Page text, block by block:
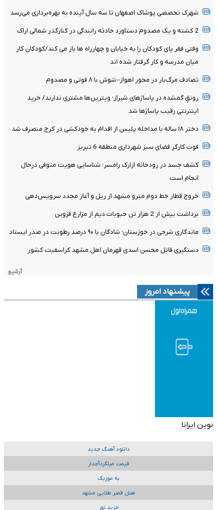
شهرک تخصصی پوشاک اصفهان تا سه سال آینده به بهره‌برداری می‌رسد
2 کشته و یک مصدوم دستاورد حادثه رانندگی در کنارگذر شمالی اراک
وقتی فقر پای کودکان را به خیابان و چهارراه ها باز می کند/کودکان کار
میان مدرسه و کار گرفتار شده اند
تصادف مرگ‌بار در محور اهواز–شوش با ۸ فوتی و مصدوم
رونقِ گمشده در پاساژهای شیراز؛ ویترین‌ها مشتری ندارند/ خرید
اینترنتی رقیب پاساژها شد
دختر ۱۸ ساله با مداخله پلیس از اقدام به خودکشی در کرج منصرف شد
فوت کارگر فضای سبز شهرداری منطقه 6 تبریز
کشف جسد در رودخانه ازارک رامسر؛ شناسایی هویت متوفی درحال
انجام است
خروج قطار خط دوم مترو مشهد از ریل و آغاز مجدد سرویس‌دهی
برداشت بیش از 2 هزار تن حبوبات دیم از مزارع قزوین
ماندگاری شرجی در خوزستان؛ شادگان با ۹۰ درصد رطوبت در صدر ایستاد
دستگیری قاتل محسن اسدی قهرمان اهل مشهد کراسفیت کشور
آرشیو
پیشنهاد امروز
نوین ایرانا
دانلود آهنگ جدید
قیمت میلگردآجدار
به موزیک
هتل قصر طلایی مشهد
خرید تور